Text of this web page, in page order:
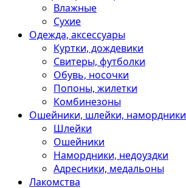
Влажные
Сухие
Одежда, аксессуары
Куртки, дождевики
Свитеры, футболки
Обувь, носочки
Попоны, жилетки
Комбинезоны
Ошейники, шлейки, намордники
Шлейки
Ошейники
Намордники, недоуздки
Адресники, медальоны
Лакомства